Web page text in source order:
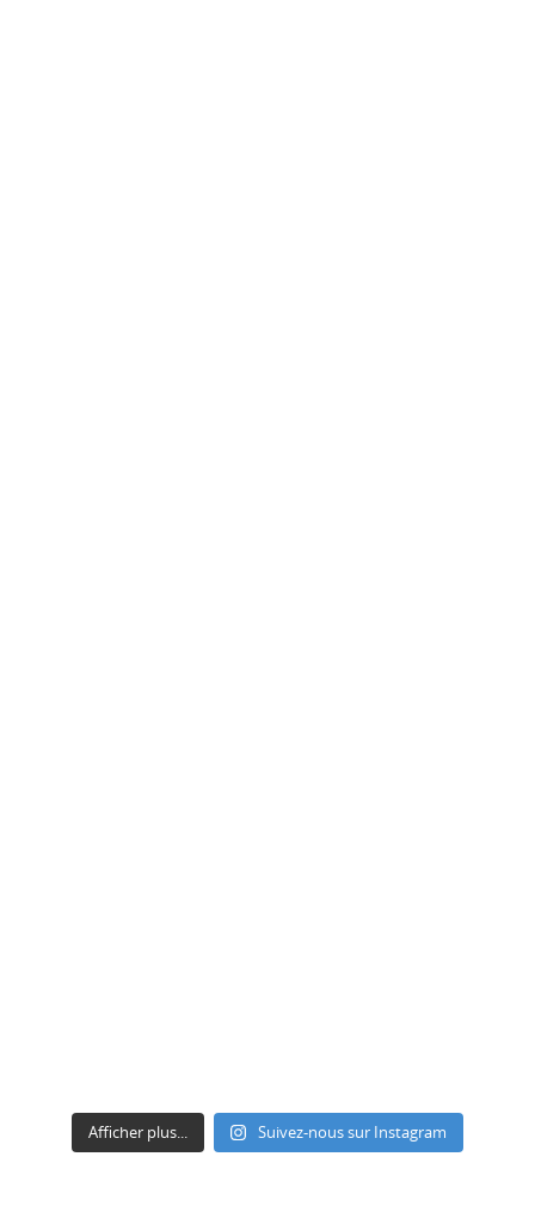
Afficher plus... Suivez-nous sur Instagram